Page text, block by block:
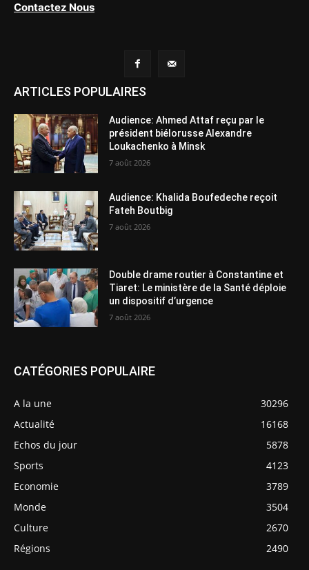
Contactez Nous
ARTICLES POPULAIRES
Audience: Ahmed Attaf reçu par le
président biélorusse Alexandre
Loukachenko à Minsk
7 août 2026
Audience: Khalida Boufedeche reçoit
Fateh Boutbig
7 août 2026
Double drame routier à Constantine et
Tiaret: Le ministère de la Santé déploie
un dispositif d’urgence
7 août 2026
CATÉGORIES POPULAIRE
A la une
30296
Actualité
16168
Echos du jour
5878
Sports
4123
Economie
3789
Monde
3504
Culture
2670
Régions
2490